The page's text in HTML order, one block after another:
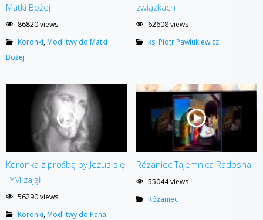
Matki Bożej
86820 views
Koronki,Modlitwy do Matki
Bożej
związkach
62608 views
ks. Piotr Pawlukiewicz
Koronka z prośbą by Jezus się
TYM zajął
56290 views
Koronki,Modlitwy do Pana
Różaniec Tajemnica Radosna
55044 views
Różaniec